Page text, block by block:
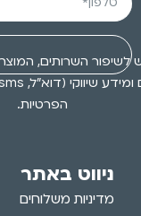
לשיפור השרותים,
הפרטיות.
ניווט באתר
מדיניות משלוחים